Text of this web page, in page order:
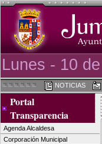
Lunes - 10
NOTICIAS
Portal
Transparencia
Agenda Alcaldesa
Corporación Municipal